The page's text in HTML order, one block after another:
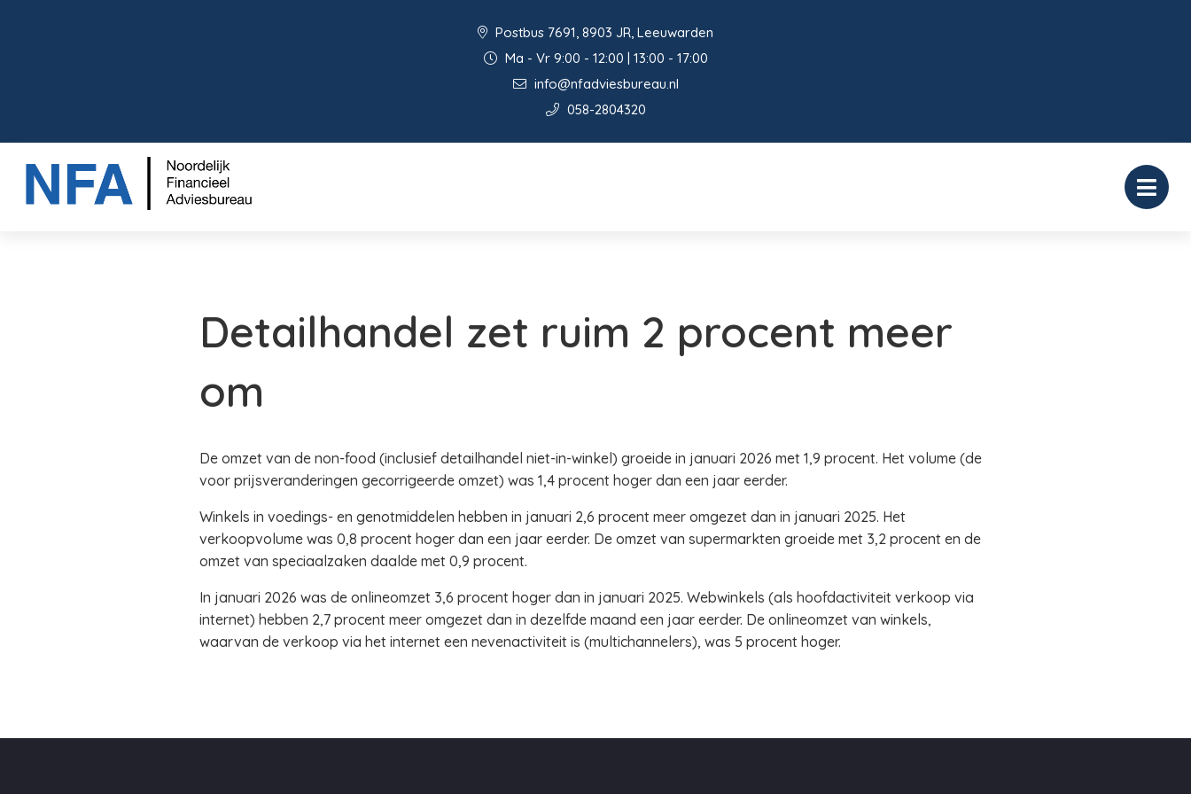
Postbus 7691, 8903 JR, Leeuwarden
Ma - Vr 9:00 - 12:00 | 13:00 - 17:00
info@nfadviesbureau.nl
058-2804320
Detailhandel zet ruim 2 procent meer
om
De omzet van de non-food (inclusief detailhandel niet-in-winkel) groeide in januari 2026 met 1,9 procent. Het volume (de
voor prijsveranderingen gecorrigeerde omzet) was 1,4 procent hoger dan een jaar eerder.
Winkels in voedings- en genotmiddelen hebben in januari 2,6 procent meer omgezet dan in januari 2025. Het
verkoopvolume was 0,8 procent hoger dan een jaar eerder. De omzet van supermarkten groeide met 3,2 procent en de
omzet van speciaalzaken daalde met 0,9 procent.
In januari 2026 was de onlineomzet 3,6 procent hoger dan in januari 2025. Webwinkels (als hoofdactiviteit verkoop via
internet) hebben 2,7 procent meer omgezet dan in dezelfde maand een jaar eerder. De onlineomzet van winkels,
waarvan de verkoop via het internet een nevenactiviteit is (multichannelers), was 5 procent hoger.